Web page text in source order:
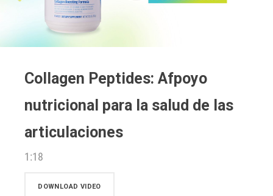
Collagen Peptides: Afpoyo
nutricional para la salud de las
articulaciones
1:18
DOWNLOAD VIDEO